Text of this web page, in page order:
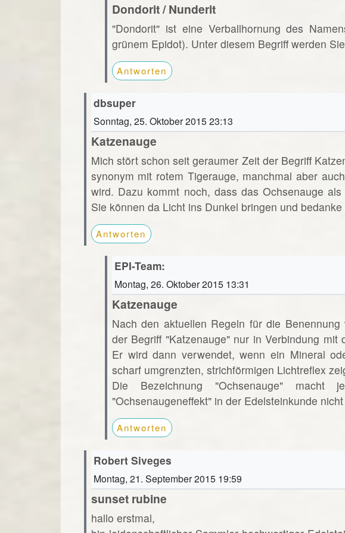
Dondorit / Nunderit
"Dondorit" ist eine Verballhornung des
grünem Epidot). Unter diesem Begriff werden
Antworten
dbsuper
Sonntag, 25. Oktober 2015 23:13
Katzenauge
Mich stört schon seit geraumer Zeit der Begriff
synonym mit rotem Tigerauge, manchmal aber
wird. Dazu kommt noch, dass das Ochsenauge
Sie können da Licht ins Dunkel bringen und
Antworten
EPI-Team:
Montag, 26. Oktober 2015 13:31
Katzenauge
Nach den aktuellen Regeln für die
der Begriff "Katzenauge" nur in Verbindung
Er wird dann verwendet, wenn ein Mineral
scharf umgrenzten, strichförmigen Lichtreflex
Die Bezeichnung "Ochsenauge"
"Ochsenaugeneffekt" in der Edelsteinkunde
Antworten
Robert Siveges
Montag, 21. September 2015 19:59
sunset rubine
hallo erstmal,